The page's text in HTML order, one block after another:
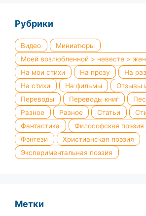
Рубрики
Видео
Миниатюры
Моей возлюбленной > невесте >
На мои стихи
На прозу
На
На стихи
На фильмы
Отзывы
Переводы
Переводы книг
Разное
Разное Статьи
Фантастика
Философская поэзия
Фэнтези
Христианская поэзия
Экспериментальная поэзия
Метки